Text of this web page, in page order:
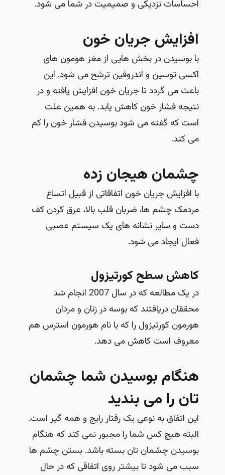
احساسات نزدیکی و صمیمیت در شما می شود.
افزایش جریان خون
با بوسیدن در بخش هایی از مغز هومون های
اکسی توسین و اندروفین ترشح می شود. این
باعث می گردد تا جریان خون افزایش یافته و در
نتیجه فشار خون کاهش یابد. به همین علت
است که گفته می شود بوسیدن فشار خون را کم
می کند.
چشمان هیجان زده
با افزایش جریان خون اتفاقاتی از قبیل اتساع
مردمک چشم ها، ضربان قلب بالا، عرق کردن کف
دست و سایر نشانه های یک سیستم عصبی
فعال ایجاد می شود.
کاهش سطح کورتیزول
در یک مطالعه که در سال 2007 انجام شد
محققان دریافتند که بوسه در زنان و مردان
هورمون کورتیزول را که با نام هورمون استرس هم
معروف است کاهش می دهد.
هنگام بوسیدن شما چشمان
تان را می بندید
این اتفاق به نوعی یک رفتار رایج و همه گیر است.
البته هیچ کس شما را مجبور نمی کند که هنگام
بوسیدن چشمان تان بسته باشد. بستن چشم ها
سبب می شود تا بیشتر روی اتفاقی که در حال